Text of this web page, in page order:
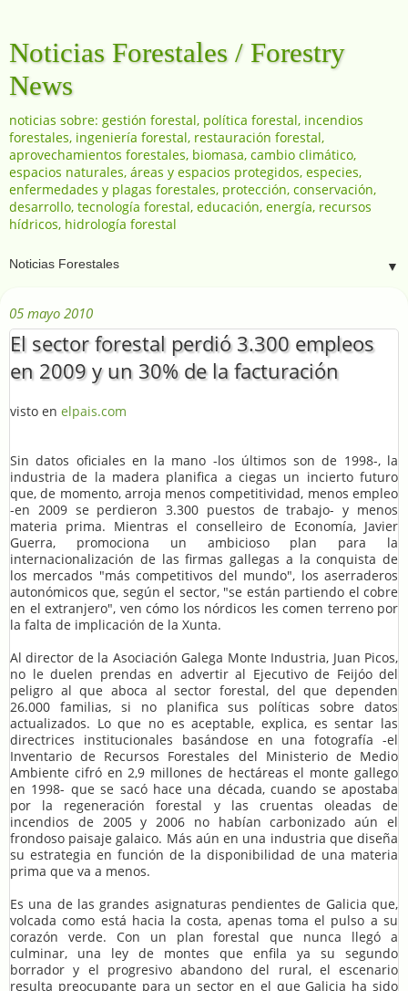
Noticias Forestales / Forestry
News
noticias sobre: gestión forestal, política forestal, incendios
forestales, ingeniería forestal, restauración forestal,
aprovechamientos forestales, biomasa, cambio climático,
espacios naturales, áreas y espacios protegidos, especies,
enfermedades y plagas forestales, protección, conservación,
desarrollo, tecnología forestal, educación, energía, recursos
hídricos, hidrología forestal
▼
05 mayo 2010
El sector forestal perdió 3.300 empleos
en 2009 y un 30% de la facturación
visto en elpais.com
Sin datos oficiales en la mano -los últimos son de 1998-, la
industria de la madera planifica a ciegas un incierto futuro
que, de momento, arroja menos competitividad, menos empleo
-en 2009 se perdieron 3.300 puestos de trabajo- y menos
materia prima. Mientras el conselleiro de Economía, Javier
Guerra, promociona un ambicioso plan para la
internacionalización de las firmas gallegas a la conquista de
los mercados "más competitivos del mundo", los aserraderos
autonómicos que, según el sector, "se están partiendo el cobre
en el extranjero", ven cómo los nórdicos les comen terreno por
la falta de implicación de la Xunta.
Al director de la Asociación Galega Monte Industria, Juan Picos,
no le duelen prendas en advertir al Ejecutivo de Feijóo del
peligro al que aboca al sector forestal, del que dependen
26.000 familias, si no planifica sus políticas sobre datos
actualizados. Lo que no es aceptable, explica, es sentar las
directrices institucionales basándose en una fotografía -el
Inventario de Recursos Forestales del Ministerio de Medio
Ambiente cifró en 2,9 millones de hectáreas el monte gallego
en 1998- que se sacó hace una década, cuando se apostaba
por la regeneración forestal y las cruentas oleadas de
incendios de 2005 y 2006 no habían carbonizado aún el
frondoso paisaje galaico. Más aún en una industria que diseña
su estrategia en función de la disponibilidad de una materia
prima que va a menos.
Es una de las grandes asignaturas pendientes de Galicia que,
volcada como está hacia la costa, apenas toma el pulso a su
corazón verde. Con un plan forestal que nunca llegó a
culminar, una ley de montes que enfila ya su segundo
borrador y el progresivo abandono del rural, el escenario
resulta preocupante para un sector en el que Galicia ha sido